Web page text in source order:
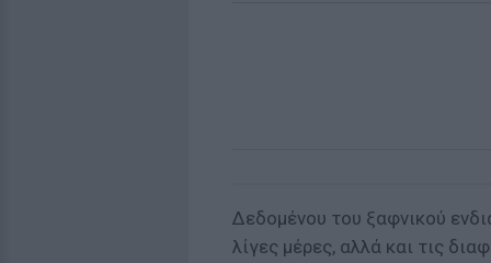
Δεδομένου του ξαφνικού
λίγες μέρες, αλλά και τις